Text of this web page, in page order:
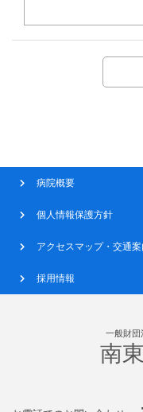
病院概要
個人情報保護方針
アクセスマップ・交通案
採用情報
一般財団
南